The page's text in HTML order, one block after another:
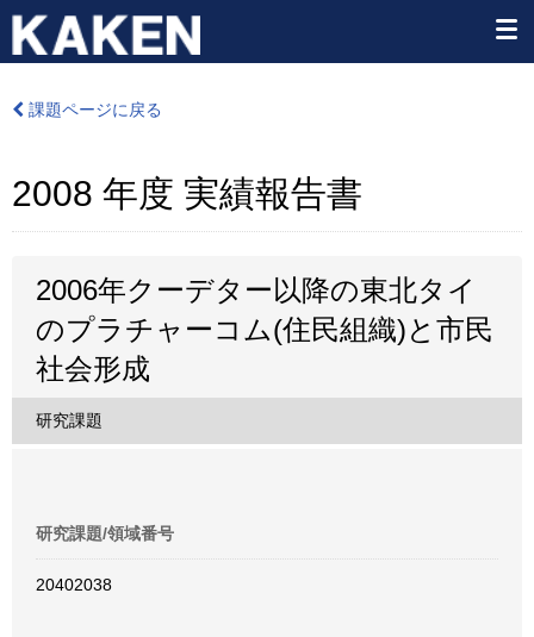
課題ページに戻る
2008 年度 実績報告書
2006年クーデター以降の東北タイ
のプラチャーコム(住民組織)と市民
社会形成
研究課題
研究課題/領域番号
20402038